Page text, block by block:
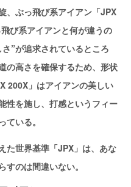
、ぶっ飛び系アイアン「JPX
び系アイアンと何が違うの
”が追求されているところ
の高さを確保するため、形状
200X」はアイアンの美しい
性を施し、打感というフィー
ている。
た世界基準「JPX」は、あな
のは間違いない。